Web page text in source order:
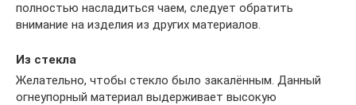
полностью насладиться чаем, следует обратить
внимание на изделия из других материалов.
Из стекла
Желательно, чтобы стекло было закалённым. Данный
огнеупорный материал выдерживает высокую